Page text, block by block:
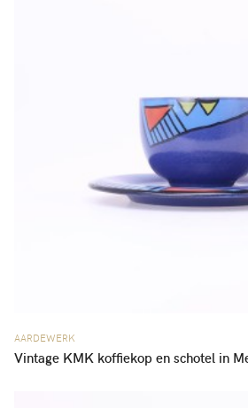
AARDEWERK
Vintage KMK koffiekop en schotel in